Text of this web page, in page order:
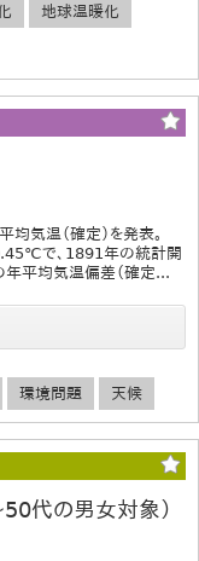
地球温暖化
気温（確定）を発表。
で、1891年の統計開
年平均気温偏差（確定...
環境問題 天候
代の男女対象）